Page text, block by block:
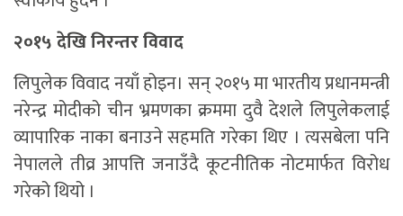
२०१५ देखि निरन्तर विवाद
लिपुलेक विवाद नयाँ होइन। सन् २०१५ मा भारतीय प्रधानमन्त्री
नरेन्द्र मोदीको चीन भ्रमणका क्रममा दुवै देशले लिपुलेकलाई
व्यापारिक नाका बनाउने सहमति गरेका थिए । त्यसबेला पनि
नेपालले तीव्र आपत्ति जनाउँदै कूटनीतिक नोटमार्फत विरोध
गरेको थियो ।